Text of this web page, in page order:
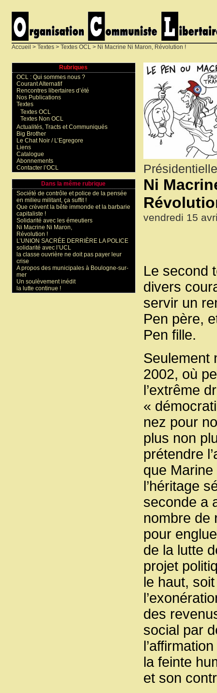
Accueil > Textes > Textes OCL > Ni Macrine Ni Maron, Révolution !
Ni
vendredi 15
Le second
divers
servir un
Pen père,
Pen fille.
Seulement
2002, où
l’extrême
«
nez pour
plus non
prétendre
que
l’héritage
seconde a
nombre de
pour
de la lutte
projet
le haut,
des
social par
la feinte
et son
Rubriques
OCL : Qui sommes nous ?
Courant Alternatif
Rencontres libertaires d’été
Nos Publications
Textes
Textes OCL
Textes Non OCL
Actualités, Tracts et Communiqués
Big Brother
Le Chat Noir / L’Egregore
Liens
Catalogue
Abonnements
Contacter l’OCL
Dans la même rubrique
Société de contrôle et police de la pensée
en milieu militant, ça suffit !
Que crèvent la bête immonde et la barbarie
capitaliste !
Solidarité avec les émeutiers
Ni Macrine Ni Maron,
Révolution !
L’UNION SACRÉE DERRIÈRE LA POLICE
solidarité avec l’UCL
la classe ouvrière ne doit pas payer leur
crise
A propos des municipales à Boulogne-sur-
mer
Un soulèvement inédit
la lutte continue !